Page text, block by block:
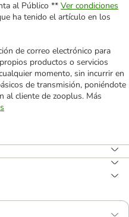
al Público ** Ver condiciones
ha tenido el artículo en los
de correo electrónico para
productos o servicios
momento, sin incurrir en
de transmisión, poniéndote
al cliente de zooplus. Más